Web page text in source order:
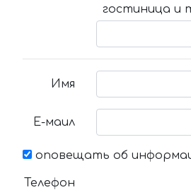
гостиница и
Имя
Е-маил
оповещать об
Телефон